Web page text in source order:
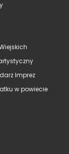
Imprez
w powiecie